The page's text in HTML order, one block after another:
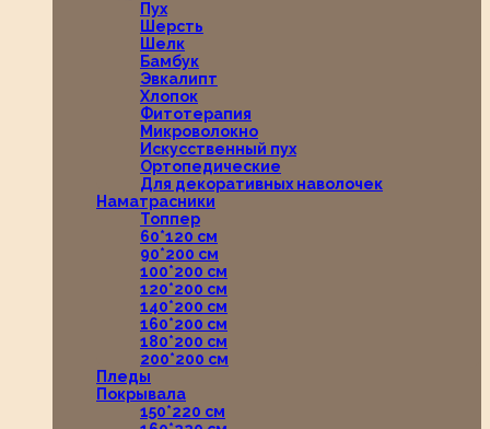
Пух
Шерсть
Шелк
Бамбук
Эвкалипт
Хлопок
Фитотерапия
Микроволокно
Искусственный пух
Ортопедические
Для декоративных наволочек
Наматрасники
Топпер
60*120 см
90*200 см
100*200 см
120*200 см
140*200 см
160*200 см
180*200 см
200*200 см
Пледы
Покрывала
150*220 см